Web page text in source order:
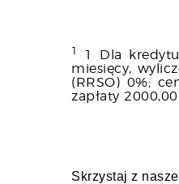
1 Dla
miesięcy,
(RRSO) 0%;
zapłaty
Skrzystaj z